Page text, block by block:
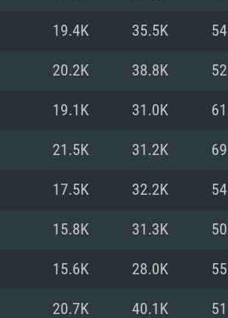
시스템 요
MAC
권
운
프로
Xeon 은 지
권
운영
프로
권
운영
프로
19.4K 35.5K
20.2K 38.8K
19.1K 31.0K
21.5K 31.2K
17.5K 32.2K
15.8K 31.3K
15.6K 28.0K
20.7K 40.1K